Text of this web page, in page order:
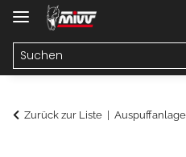
Zurück zur Liste